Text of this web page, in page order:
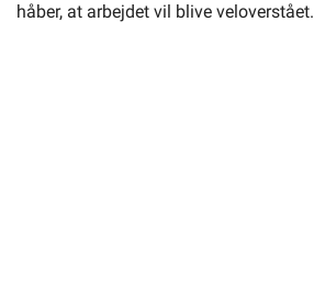
håber, at arbejdet vil blive veloverstået.